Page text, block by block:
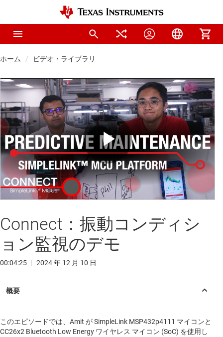
ホーム ビデオ・ライブラリ
Play
Video
Connect：振動コンディシ
ョン監視のデモ
00:04:25 | 2024 年 12 月 10 日
このエピソードでは、Amit が SimpleLink MSP432p4111 マイコンと
CC26x2 Bluetooth Low Energy ワイヤレス マイコン (SoC) を使用し